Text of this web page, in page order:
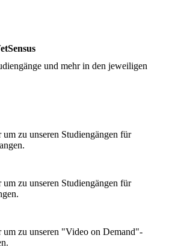
und mehr in den jeweiligen
zu unseren Studiengängen für
zu unseren Studiengängen für
zu unseren "Video on Demand"-